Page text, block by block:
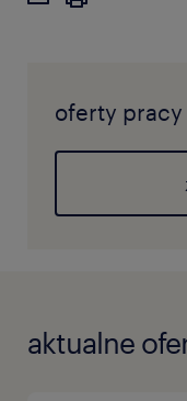
oferty pracy
aktualne